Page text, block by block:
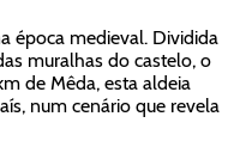
época medieval. Dividida
muralhas do castelo, o
de Mêda, esta aldeia
num cenário que revela